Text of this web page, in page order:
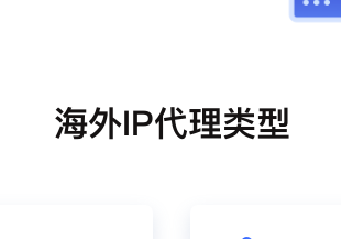
海外IP代理类型